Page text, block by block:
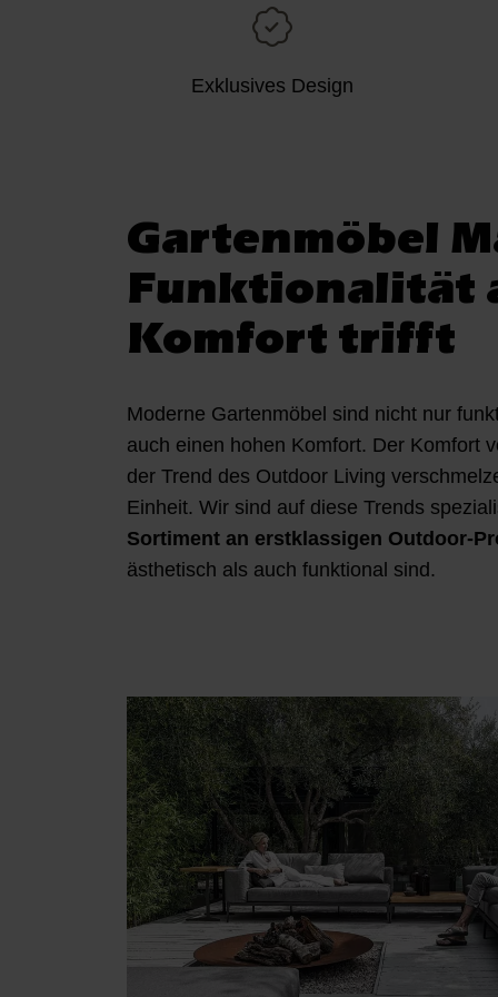
w
a
l
Exklusives Design
Gartenmöbel
Funktionalität
Komfort trifft
Moderne Gartenmöbel sind nicht nur
auch einen hohen Komfort. Der Komfort
der Trend des Outdoor Living
Einheit. Wir sind auf diese Trends
Sortiment an erstklassigen Outdoor-
ästhetisch als auch funktional sind.